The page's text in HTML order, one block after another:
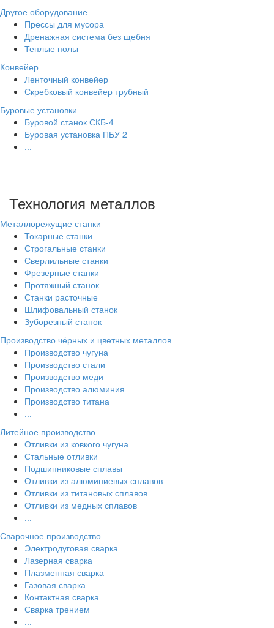
Другое оборудование
Прессы для мусора
Дренажная система без щебня
Теплые полы
Конвейер
Ленточный конвейер
Скребковый конвейер трубный
Буровые установки
Буровой станок СКБ-4
Буровая установка ПБУ 2
...
Технология металлов
Металлорежущие станки
Токарные станки
Строгальные станки
Сверлильные станки
Фрезерные станки
Протяжный станок
Станки расточные
Шлифовальный станок
Зуборезный станок
Производство чёрных и цветных металлов
Производство чугуна
Производство стали
Производство меди
Производство алюминия
Производство титана
...
Литейное производство
Отливки из ковкого чугуна
Стальные отливки
Подшипниковые сплавы
Отливки из алюминиевых сплавов
Отливки из титановых сплавов
Отливки из медных сплавов
...
Сварочное производство
Электродуговая сварка
Лазерная сварка
Плазменная сварка
Газовая сварка
Контактная сварка
Сварка трением
...